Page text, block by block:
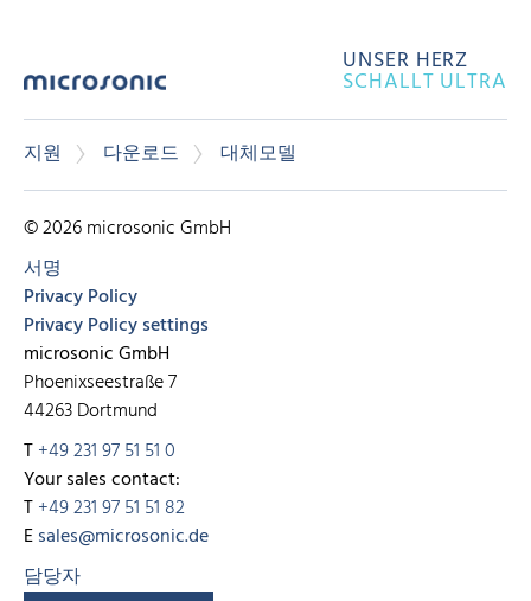
UNSER HERZ
SCHALLT ULTRA
지원 다운로드 대체모델
© 2026 microsonic GmbH
서명
Privacy Policy
Privacy Policy settings
microsonic GmbH
Phoenixseestraße 7
44263 Dortmund
T+49 231 97 51 51 0
Your sales contact:
T+49 231 97 51 51 82
Esales@microsonic.de
담당자